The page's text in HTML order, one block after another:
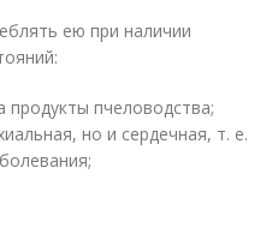
ею при наличии
продукты пчеловодства;
но и сердечная, т. е.